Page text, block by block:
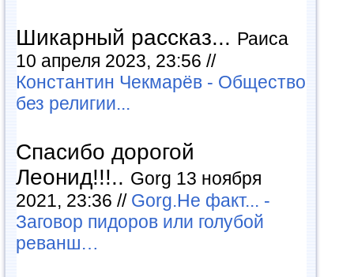
Шикарный рассказ... Раиса
10 апреля 2023, 23:56 //
Константин Чекмарёв - Общество
без религии...
Спасибо дорогой
Леонид!!!.. Gorg 13 ноября
2021, 23:36 // Gorg.Не факт... -
Заговор пидоров или голубой
реванш…